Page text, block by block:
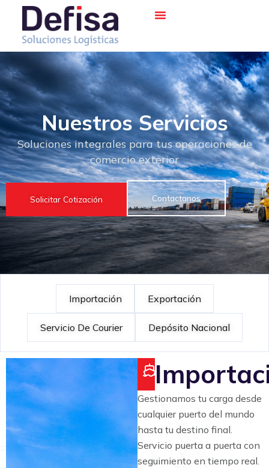
contenido
Nuestros Servicios
Soluciones integrales para tus operaciones de
comercio exterior
Solicitar Cotización Contactanos
Importación Exportación
Servicio De Courier Depósito Nacional
Gestionamos tu carga desde
cualquier puerto del mundo
hasta tu destino final.
Servicio puerta a puerta con
seguimiento en tiempo real.